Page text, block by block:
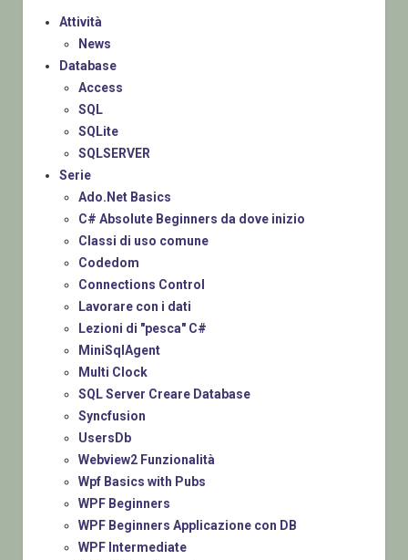
Attività
News
Database
Access
SQL
SQLite
SQLSERVER
Serie
Ado.Net Basics
C# Absolute Beginners da dove inizio
Classi di uso comune
Codedom
Connections Control
Lavorare con i dati
Lezioni di "pesca" C#
MiniSqlAgent
Multi Clock
SQL Server Creare Database
Syncfusion
UsersDb
Webview2 Funzionalità
Wpf Basics with Pubs
WPF Beginners
WPF Beginners Applicazione con DB
WPF Intermediate